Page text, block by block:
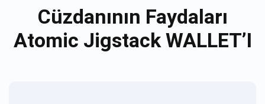
Cüzdanının Faydaları
Atomic Jigstack WALLET’I